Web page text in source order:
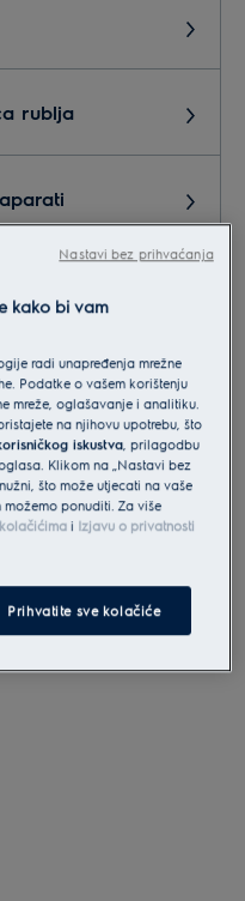
rublja
i pribora
kako bi vam
radi unapređenja mrežne
Podatke o vašem korištenju
mreže, oglašavanje i analitiku.
na njihovu upotrebu, što
iskustva, prilagodbu
Klikom na „Nastavi bez
što može utjecati na vaše
ponuditi. Za više
i Izjavu o privatnosti
Prihvatite sve kolačiće
Nastavi bez prihvaćanja